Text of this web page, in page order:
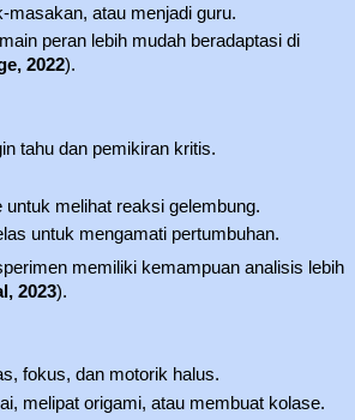
masakan, atau menjadi guru.
peran lebih mudah beradaptasi di
2022).
tahu dan pemikiran kritis.
melihat reaksi gelembung.
untuk mengamati pertumbuhan.
memiliki kemampuan analisis lebih
2023).
fokus, dan motorik halus.
melipat origami, atau membuat kolase.